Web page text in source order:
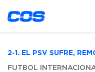
2-1. EL PSV SUFRE,
FUTBOL